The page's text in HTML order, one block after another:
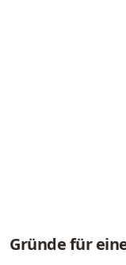
Gründe für